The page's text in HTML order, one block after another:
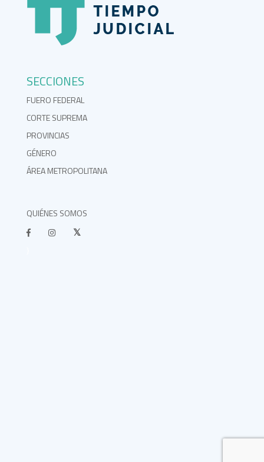
SECCIONES
FUERO FEDERAL
CORTE SUPREMA
PROVINCIAS
GÉNERO
ÁREA METROPOLITANA
QUIÉNES SOMOS